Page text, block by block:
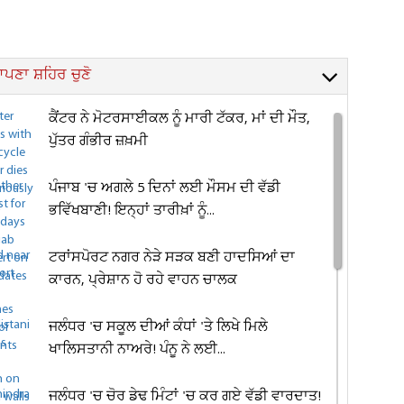
ਸ਼ਹਿਰ ਚੁਣੋ
ਕੈਂਟਰ ਨੇ ਮੋਟਰਸਾਈਕਲ ਨੂੰ ਮਾਰੀ ਟੱਕਰ, ਮਾਂ ਦੀ ਮੌਤ,
ਪੁੱਤਰ ਗੰਭੀਰ ਜ਼ਖ਼ਮੀ
ਪੰਜਾਬ 'ਚ ਅਗਲੇ 5 ਦਿਨਾਂ ਲਈ ਮੌਸਮ ਦੀ ਵੱਡੀ
ਭਵਿੱਖਬਾਣੀ! ਇਨ੍ਹਾਂ ਤਾਰੀਖ਼ਾਂ ਨੂੰ...
ਟਰਾਂਸਪੋਰਟ ਨਗਰ ਨੇੜੇ ਸੜਕ ਬਣੀ ਹਾਦਸਿਆਂ ਦਾ
ਕਾਰਨ, ਪ੍ਰੇਸ਼ਾਨ ਹੋ ਰਹੇ ਵਾਹਨ ਚਾਲਕ
ਜਲੰਧਰ 'ਚ ਸਕੂਲ ਦੀਆਂ ਕੰਧਾਂ 'ਤੇ ਲਿਖੇ ਮਿਲੇ
ਖਾਲਿਸਤਾਨੀ ਨਾਅਰੇ! ਪੰਨੂ ਨੇ ਲਈ...
ਜਲੰਧਰ 'ਚ ਚੋਰ ਡੇਢ ਮਿੰਟਾਂ 'ਚ ਕਰ ਗਏ ਵੱਡੀ ਵਾਰਦਾਤ!